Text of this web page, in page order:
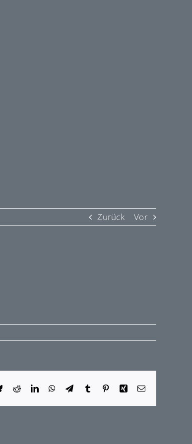
Zurück Vor
BlueskyRedditLinkedInWhatsApp
TelegramTumblr PinterestXing E-